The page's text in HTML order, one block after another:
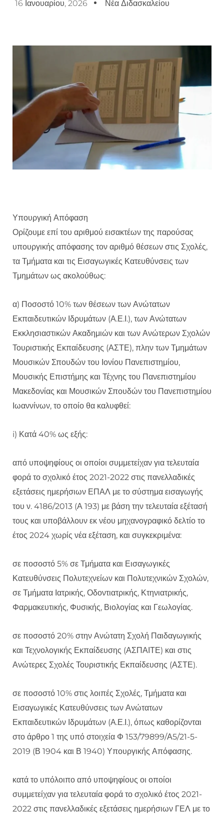
16 Ιανουαρίου, 2026 Νέα Διδασκαλείου
Υπουργική Απόφαση
Ορίζουμε επί του αριθμού εισακτέων της παρούσας
υπουργικής απόφασης τον αριθμό θέσεων στις Σχολές,
τα Τμήματα και τις Εισαγωγικές Κατευθύνσεις των
Τμημάτων ως ακολούθως:
α) Ποσοστό 10% των θέσεων των Ανώτατων
Εκπαιδευτικών Ιδρυμάτων (Α.Ε.Ι.), των Ανώτατων
Εκκλησιαστικών Ακαδημιών και των Ανώτερων Σχολών
Τουριστικής Εκπαίδευσης (ΑΣΤΕ), πλην των Τμημάτων
Μουσικών Σπουδών του Ιονίου Πανεπιστημίου,
Μουσικής Επιστήμης και Τέχνης του Πανεπιστημίου
Μακεδονίας και Μουσικών Σπουδών του Πανεπιστημίου
Ιωαννίνων, το οποίο θα καλυφθεί:
i) Κατά 40% ως εξής:
από υποψηφίους οι οποίοι συμμετείχαν για τελευταία
φορά το σχολικό έτος 2021-2022 στις πανελλαδικές
εξετάσεις ημερήσιων ΕΠΑΛ με το σύστημα εισαγωγής
του ν. 4186/2013 (Α 193) με βάση την τελευταία εξέτασή
τους και υποβάλλουν εκ νέου μηχανογραφικό δελτίο το
έτος 2024 χωρίς νέα εξέταση, και συγκεκριμένα:
σε ποσοστό 5% σε Τμήματα και Εισαγωγικές
Κατευθύνσεις Πολυτεχνείων και Πολυτεχνικών Σχολών,
σε Τμήματα Ιατρικής, Οδοντιατρικής, Κτηνιατρικής,
Φαρμακευτικής, Φυσικής, Βιολογίας και Γεωλογίας.
σε ποσοστό 20% στην Ανώτατη Σχολή Παιδαγωγικής
και Τεχνολογικής Εκπαίδευσης (ΑΣΠΑΙΤΕ) και στις
Ανώτερες Σχολές Τουριστικής Εκπαίδευσης (ΑΣΤΕ).
σε ποσοστό 10% στις λοιπές Σχολές, Τμήματα και
Εισαγωγικές Κατευθύνσεις των Ανώτατων
Εκπαιδευτικών Ιδρυμάτων (Α.Ε.Ι.), όπως καθορίζονται
στο άρθρο 1 της υπό στοιχεία Φ 153/79899/Α5/21-5-
2019 (Β 1904 και Β 1940) Υπουργικής Απόφασης.
κατά το υπόλοιπο από υποψηφίους οι οποίοι
συμμετείχαν για τελευταία φορά το σχολικό έτος 2021-
2022 στις πανελλαδικές εξετάσεις ημερήσιων ΓΕΛ με το